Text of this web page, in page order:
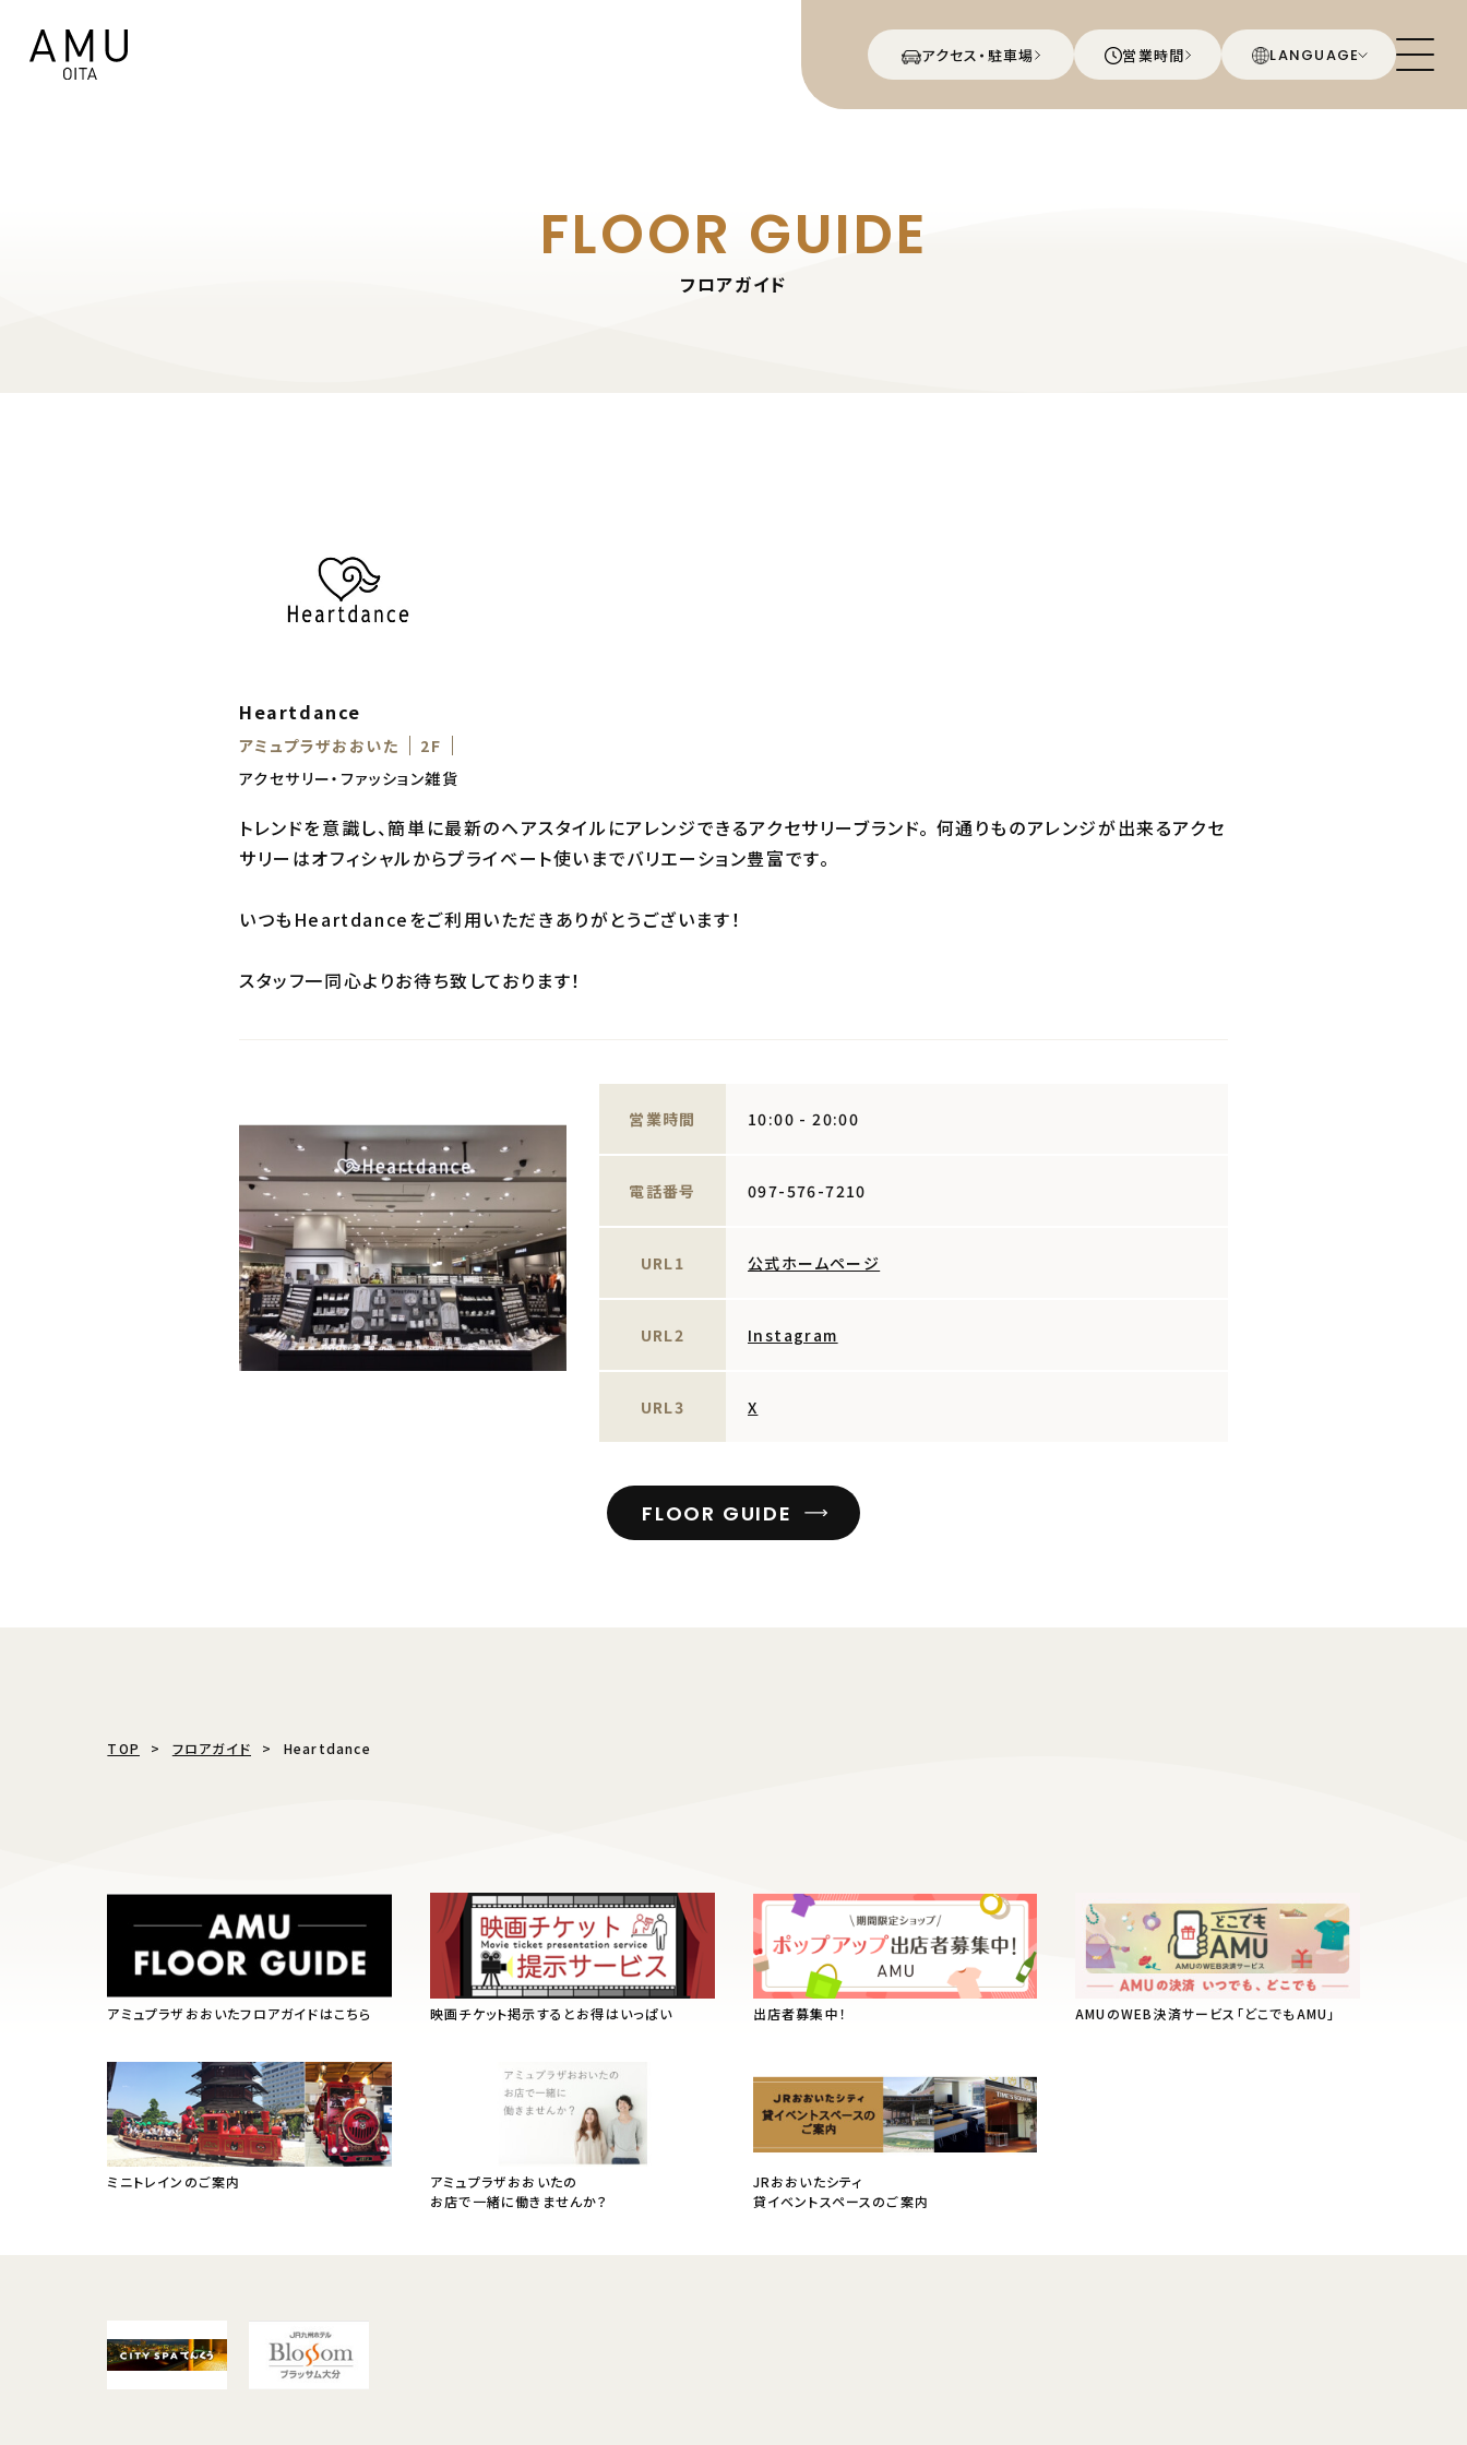
アクセス・駐車場 営業時間 LANGUAGE
FLOOR GUIDE
フロアガイド
Heartdance
アミュプラザおおいた
2F
アクセサリー・ファッション雑貨
トレンドを意識し、簡単に最新のヘアスタイルにアレンジできるアクセサリーブランド。 何通りものアレンジが出来るアクセ
サリーはオフィシャルからプライベート使いまでバリエーション豊富です。
いつもHeartdanceをご利用いただきありがとうございます！
スタッフ一同心よりお待ち致しております！
営業時間 10:00 - 20:00
電話番号 097-576-7210
URL1 公式ホームページ
URL2 Instagram
URL3 X
FLOOR GUIDE
TOP フロアガイド Heartdance
アミュプラザおおいたフロアガイドはこちら 映画チケット掲示するとお得はいっぱい 出店者募集中！ AMUのWEB決済サービス「どこでもAMU」
ミニトレインのご案内
アミュプラザおおいたの
お店で一緒に働きませんか？
JRおおいたシティ
貸イベントスペースのご案内